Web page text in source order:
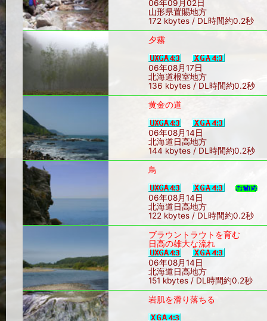
06年09月02日
山形県置賜地方
172 kbytes / DL時間約0.2秒
夕霧
06年08月17日
北海道根室地方
136 kbytes / DL時間約0.2秒
黄金の道
06年08月14日
北海道日高地方
144 kbytes / DL時間約0.2秒
鳥
06年08月14日
北海道日高地方
122 kbytes / DL時間約0.2秒
ブラウントラウトを育む
日高の雄大な流れ
06年08月14日
北海道日高地方
151 kbytes / DL時間約0.2秒
岩肌を滑り落ちる